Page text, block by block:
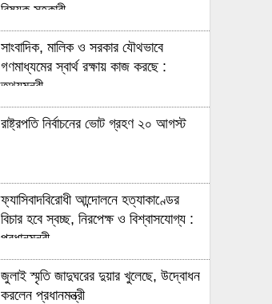
বিষয়ক সহকারী
সাংবাদিক, মালিক ও সরকার যৌথভাবে
গণমাধ্যমের স্বার্থ রক্ষায় কাজ করছে :
তথ্যমন্ত্রী
রাষ্ট্রপতি নির্বাচনের ভোট গ্রহণ ২০ আগস্ট
ফ্যাসিবাদবিরোধী আন্দোলনে হত্যাকাণ্ডের
বিচার হবে স্বচ্ছ, নিরপেক্ষ ও বিশ্বাসযোগ্য :
প্রধানমন্ত্রী
জুলাই স্মৃতি জাদুঘরের দুয়ার খুলেছে, উদ্বোধন
করলেন প্রধানমন্ত্রী